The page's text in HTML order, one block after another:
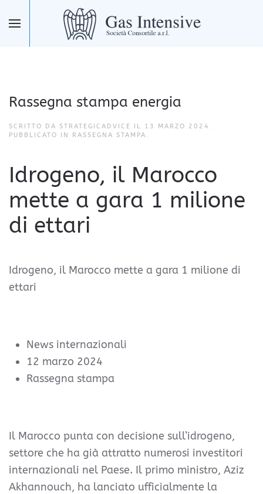
Skip to main content
Rassegna stampa energia
SCRITTO DA STRATEGICADVICE IL 13 MARZO 2024 .
PUBBLICATO IN RASSEGNA STAMPA .
Idrogeno, il Marocco
mette a gara 1 milione
di ettari
Idrogeno, il Marocco mette a gara 1 milione di
ettari
News internazionali
12 marzo 2024
Rassegna stampa
Il Marocco punta con decisione sull’idrogeno,
settore che ha già attratto numerosi investitori
internazionali nel Paese. Il primo ministro, Aziz
Akhannouch, ha lanciato ufficialmente la